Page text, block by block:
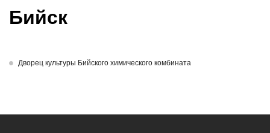
Бийск
Дворец культуры Бийского химического комбината